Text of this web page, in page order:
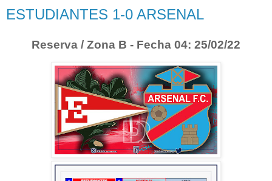
ESTUDIANTES 1-0 ARSENAL
Reserva / Zona B - Fecha 04: 25/02/22